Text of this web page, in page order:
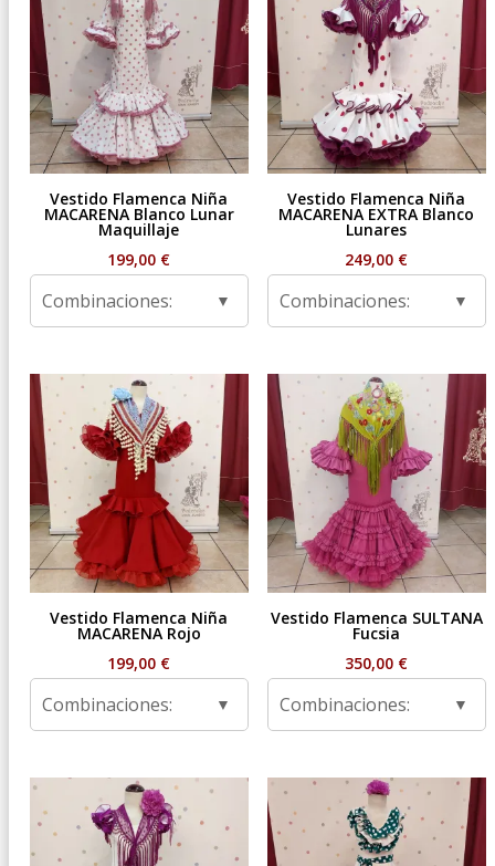
Vestido Flamenca Niña
MACARENA Blanco Lunar
Maquillaje
199,00 €
Combinaciones:
Vestido Flamenca Niña
MACARENA EXTRA Blanco
Lunares
249,00 €
Combinaciones:
Vestido Flamenca Niña
MACARENA Rojo
199,00 €
Combinaciones:
Vestido Flamenca SULTANA
Fucsia
350,00 €
Combinaciones: